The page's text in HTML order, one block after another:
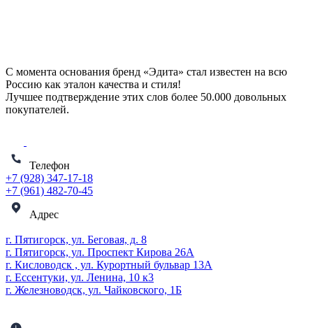
С момента основания бренд «Эдита» стал известен на всю
Россию как эталон качества и стиля!
Лучшее подтверждение этих слов более 50.000 довольных
покупателей.
Телефон
+7 (928) 347-17-18
+7 (961) 482-70-45
Адрес
г. Пятигорск, ул. Беговая, д. 8
г. Пятигорск, ул. Проспект Кирова 26А
г. Кисловодск , ул. Курортный бульвар 13А
г. Ессентуки, ул. Ленина, 10 к3
г. Железноводск, ул. Чайковского, 1Б